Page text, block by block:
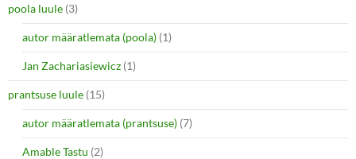
poola luule (3)
autor määratlemata (poola) (1)
Jan Zachariasiewicz (1)
prantsuse luule (15)
autor määratlemata (prantsuse) (7)
Amable Tastu (2)